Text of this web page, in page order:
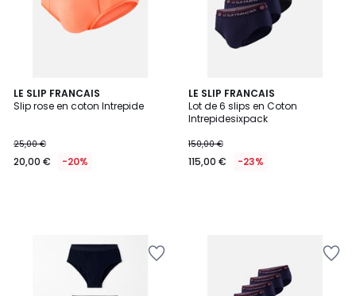
LE SLIP FRANCAIS
Slip rose en coton Intrepide
25,00 €
20,00 € -20%
LE SLIP FRANCAIS
Lot de 6 slips en Coton
Intrepidesixpack
150,00 €
115,00 € -23%